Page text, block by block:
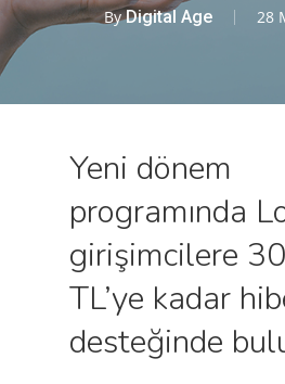
By Digital Age 28
Yeni dönem
programında
girişimcilere
TL’ye kadar
desteğinde